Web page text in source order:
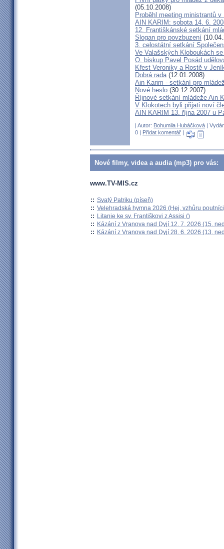
(05.10.2008)
Proběhl meeting ministrantů
AIN KARIM: sobota 14. 6.
12. Františkánské setkání
Slogan pro povzbuzení
3. celostátní setkání
Ve Valašských Kloboukách
O. biskup Pavel Posád
Křest Veroniky a Rostě v
Dobrá rada(12.01.2008)
Ain Karim - setkání pro
Nové heslo (30.12.2007)
Říjnové setkání mládeže Ain
V Klokotech byli přijati noví
AIN KARIM 13. října 2007 u
| Autor: Bohumila Hubáčková |
0 | Přidat komentář |
Nové filmy, videa a audia (mp3) pro vás:
www.TV-MIS.cz
:: Svatý Patriku (píseň)
:: Velehradská hymna 2026 (Hej, vzhůru
:: Litanie ke sv. Františkovi z Assisi ()
:: Kázání z Vranova nad Dyjí 12. 7. 2026 (15.
:: Kázání z Vranova nad Dyjí 28. 6. 2026 (13.